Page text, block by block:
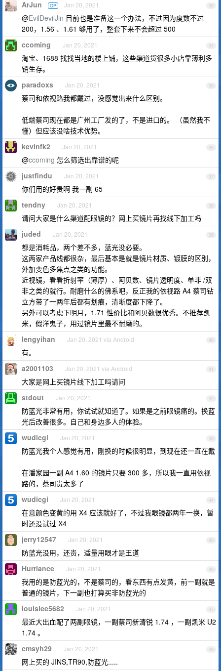
33
ArJun OP Jan 20, 2021
@EvilDevilJin 目前也是准备这一个办法，不过因为度数不过
200，1.56 、1.61 够用了，整套下来不会超过 500
34
ccoming Jan 20, 2021
淘宝、1688 找找当地的楼上铺，这些渠道货很多小店靠薄利多
销生存。
35
paradoxs Jan 20, 2021
蔡司和依视路我都戴过，没感觉出来什么区别。
低端蔡司现在都是广州工厂发的了，不是进口的。 （虽然我不
懂）但应该没啥技术优势。
36
kevinfk2 Jan 20, 2021
@ccoming 怎么筛选出靠谱的呢
37
justfindu Jan 20, 2021
你们用的好贵啊 我一副 65
38
tendny Jan 20, 2021
请问大家是什么渠道配眼镜的？网上买镜片再找线下加工吗
39
juded Jan 20, 2021
都是消耗品，两个差不多，蓝光没必要。
这两家产品线都很杂，最后基本是就是镜片材质、镀膜的区别，
外加变色多焦点之类的功能。
近视镜，看看折射率（薄厚）、阿贝数、镜片透明度、单非 /双
非之类的就行。耐磨什么的佛系吧，反正我的依视路 A4 蔡司钻
立方带了一两年后都有划痕，清晰度都下降了。
另外可以考虑下明月，1.71 性价比和阿贝数很优秀。不推荐凯
米，假洋鬼子，用过镜片里最不耐磨的。
40
lengyihan Jan 20, 2021 via Android
有。
41
a2001103 Jan 20, 2021 via Android
大家是网上买镜片线下加工吗请问
42
stdout Jan 20, 2021
防蓝光非常有用，你试试就知道了。如果是之前眼镜痛的。换蓝
光后改善很多。自己和身边多人的体验。
43
wudicgi Jan 20, 2021
防蓝光我个人感觉有用，刚换的时候很明显，到现在还一直在戴
在潘家园一副 A4 1.60 的镜片只要 300 多，所以我一直用依视
路的，蔡司贵太多了
44
wudicgi Jan 20, 2021
在意颜色变黄的用 X4 应该就好了，不过我眼镜都两年一换，暂
时还没试过 X4
45
jerry12547 Jan 20, 2021
防蓝光没用，还贵，适量用眼才是王道
46
Hurriance Jan 20, 2021
我用的是防蓝光的，不是蔡司的，看东西有点发黄，前一副就是
普通的镜片，下一副也打算买非防蓝光的
47
louislee5682 Jan 20, 2021
最近大出血配了两副眼镜，一副蔡司新清锐 1.74 ，一副凯米 U2
1.74 。
48
cmsyh29 Jan 20, 2021
网上买的 JINS,TR90,防蓝光.....